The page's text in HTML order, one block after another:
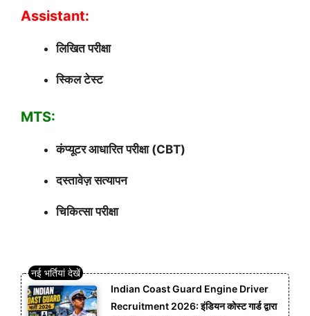
Assistant:
लिखित परीक्षा
स्किल टेस्ट
MTS:
कंप्यूटर आधारित परीक्षा (CBT)
दस्तावेज़ सत्यापन
चिकित्सा परीक्षा
Indian Coast Guard Engine Driver
Recruitment 2026: इंडियन कोस्ट गार्ड द्वारा